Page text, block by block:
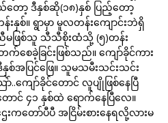
ော့ ဒီနှစ်ဆို(၁၈)နှစ် ပြည့်တော့
းနှစ်။ ရွာမှာ မူလတန်းကျောင်းဘဲရှိ
မဖြစ်သူ သီသီစိုးထံသို့ (၅)တန်း
စေခဲ့ခြင်းဖြစ်သည်။ ကျော်ခိုင်ကား
စ်အပြင်ဖြေ။ သူမသမီးသင်းသင်း
ာ်..ကျော်ခိုင်တောင် လူပျိုဖြစ်နေပြီ
င် ၄၁ နှစ်ထဲ ရောက်နေပြီလေ။
ကတော်ပီပီ အငြိမ်းစားနေရလို့လားမ